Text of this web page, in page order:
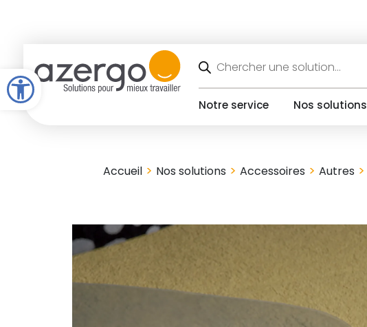
Open toolbar de
produits
Notre service Nos solutions
Accueil > Nos solutions >Accessoires >Autres >